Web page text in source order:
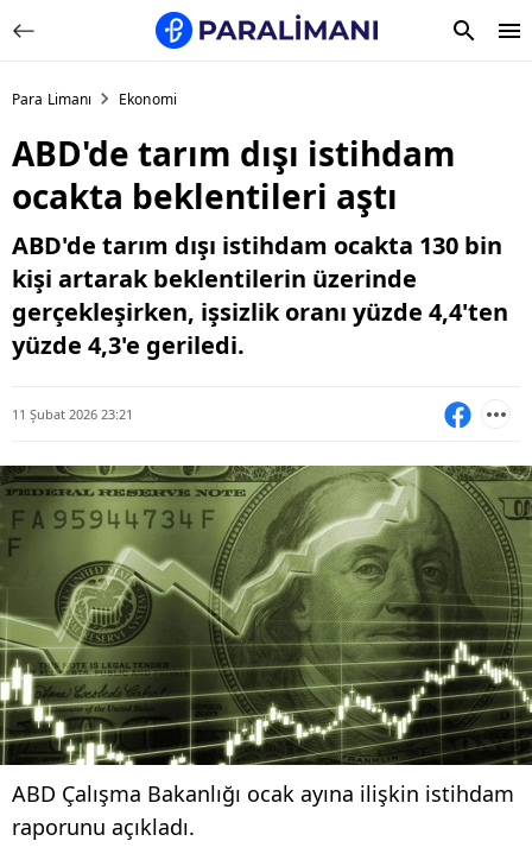
Para Limanı Ekonomi
ABD'de tarım dışı istihdam
ocakta beklentileri aştı
ABD'de tarım dışı istihdam ocakta 130 bin
kişi artarak beklentilerin üzerinde
gerçekleşirken, işsizlik oranı yüzde 4,4'ten
yüzde 4,3'e geriledi.
11 Şubat 2026 23:21
ABD Çalışma Bakanlığı ocak ayına ilişkin istihdam
raporunu açıkladı.